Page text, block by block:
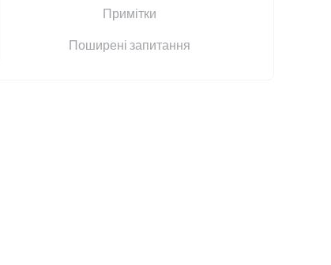
Примітки
Поширені запитання